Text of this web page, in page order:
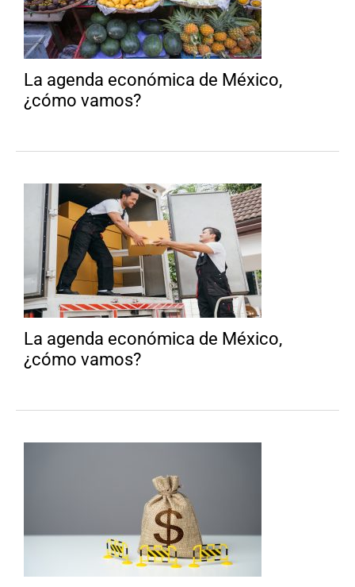
La agenda económica de México,
¿cómo vamos?
La agenda económica de México,
¿cómo vamos?